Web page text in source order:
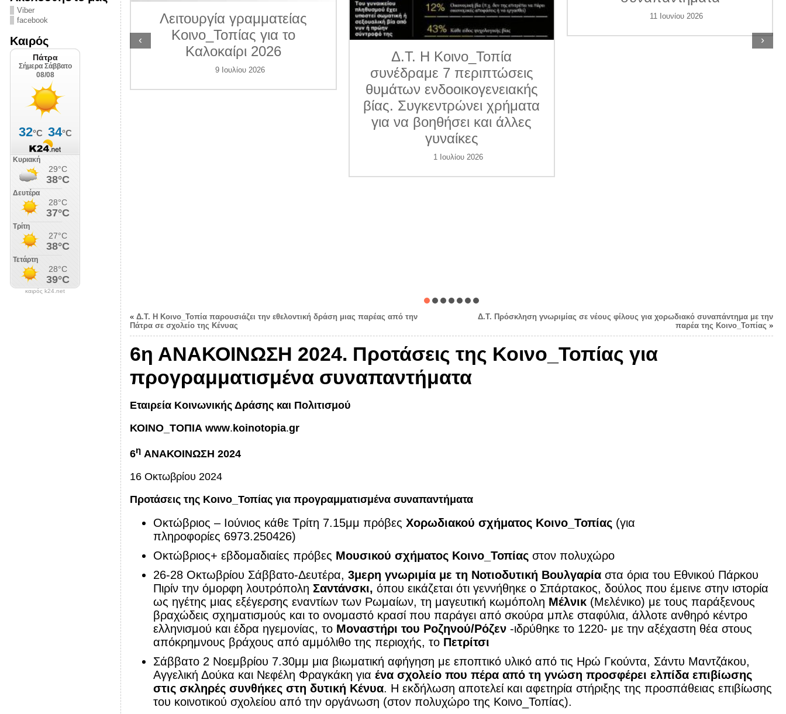
Viber
facebook
Καιρός
καιρός k24.net
Ιουλίου 2026
Λειτουργία γραμματείας
Κοινο_Τοπίας για το
Καλοκαίρι 2026
9 Ιουλίου 2026
Δ.Τ. Η Κοινο_Τοπία
συνέδραμε 7 περιπτώσεις
θυμάτων ενδοοικογενειακής
βίας. Συγκεντρώνει χρήματα
για να βοηθήσει και άλλες
γυναίκες
1 Ιουλίου 2026
11 Ιουνίου 2026
‹ ›
« Δ.Τ. Η Κοινο_Τοπία παρουσιάζει την εθελοντική δράση μιας παρέας από την
Πάτρα σε σχολείο της Κένυας
Δ.Τ. Πρόσκληση γνωριμίας σε νέους φίλους για χορωδιακό συναπάντημα με την
παρέα της Κοινο_Τοπίας »
6η ΑΝΑΚΟΙΝΩΣΗ 2024. Προτάσεις της Κοινο_Τοπίας για
προγραμματισμένα συναπαντήματα
Εταιρεία Κοινωνικής Δράσης και Πολιτισμού
ΚΟΙΝΟ_ΤΟΠΙΑ www. koinotopia.gr
6ηΑΝΑΚΟΙΝΩΣΗ 2024
16 Οκτωβρίου 2024
Προτάσεις της Κοινο_Τοπίας για προγραμματισμένα συναπαντήματα
Οκτώβριος – Ιούνιος κάθε Τρίτη 7.15μμ πρόβες Χορωδιακού σχήματος Κοινο_Τοπίας (για
πληροφορίες 6973.250426)
Οκτώβριος+ εβδομαδιαίες πρόβες Μουσικού σχήματος Κοινο_Τοπίας στον πολυχώρο
26-28 Οκτωβρίου Σάββατο-Δευτέρα, 3μερη γνωριμία με τη Νοτιοδυτική Βουλγαρίαστα όρια του Εθνικού Πάρκου
Πιρίν την όμορφη λουτρόπολη Σαντάνσκι, όπου εικάζεται ότι γεννήθηκε ο Σπάρτακος, δούλος που έμεινε στην ιστορία
ως ηγέτης μιας εξέγερσης εναντίων των Ρωμαίων, τη μαγευτική κωμόπολη Μέλνικ (Μελένικο) με τους παράξενους
βραχώδεις σχηματισμούς και το ονομαστό κρασί που παράγει από σκούρα μπλε σταφύλια, άλλοτε ανθηρό κέντρο
ελληνισμού και έδρα ηγεμονίας, το Μοναστήρι του Ροζηνού/Ρόζεν-ιδρύθηκε το 1220- με την αξέχαστη θέα στους
απόκρημνους βράχους από αμμόλιθο της περιοχής, το Πετρίτσι
Σάββατο 2 Νοεμβρίου 7.30μμ μια βιωματική αφήγηση με εποπτικό υλικό από τις Ηρώ Γκούντα, Σάντυ Μαντζάκου,
Αγγελική Δούκα και Νεφέλη Φραγκάκη για ένα σχολείο που πέρα από τη γνώση προσφέρει ελπίδα επιβίωσης
στις σκληρές συνθήκες στη δυτική Κένυα. Η εκδήλωση αποτελεί και αφετηρία στήριξης της προσπάθειας επιβίωσης
του κοινοτικού σχολείου από την οργάνωση (στον πολυχώρο της Κοινο_Τοπίας).